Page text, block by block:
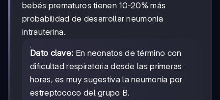
bebés prematuros tienen 10-20% más
probabilidad de desarrollar neumonía
intrauterina.
Dato clave: En neonatos de término con
dificultad respiratoria desde las primeras
horas, es muy sugestiva la neumonía por
estreptococo del grupo B.